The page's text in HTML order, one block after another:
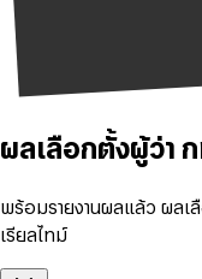
ผลเลือกตั้งผู้ว่า
พร้อมรายงานผลแล้ว ผลเ
เรียลไทม์